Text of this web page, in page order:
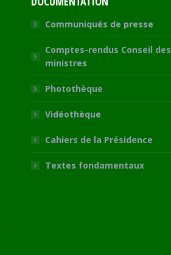
Communiqués de presse
Comptes-rendus Conseil des
ministres
Photothèque
Vidéothèque
Cahiers de la Présidence
Textes fondamentaux